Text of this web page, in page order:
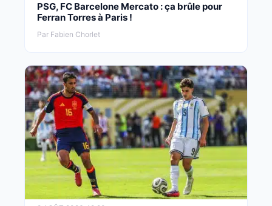
PSG, FC Barcelone Mercato : ça brûle pour
Ferran Torres à Paris !
Par Fabien Chorlet